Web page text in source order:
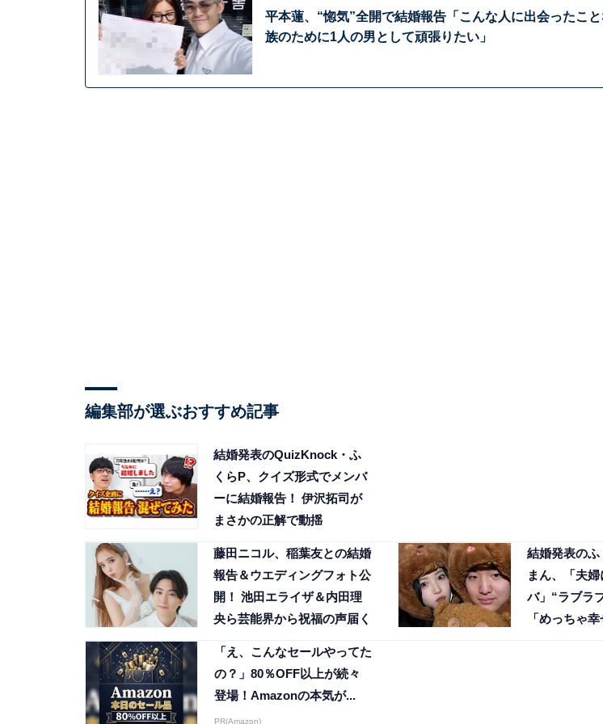
平本蓮、“惚気”全開で結婚報告「こんな人に出会ったこ
族のために1人の男として頑張りたい」
編集部が選ぶおすすめ記事
結婚発表のQuizKnock・ふ
くらP、クイズ形式でメンバ
ーに結婚報告！ 伊沢拓司が
まさかの正解で動揺
藤田ニコル、稲葉友との結婚
報告＆ウエディングフォト公
開！ 池田エライザ＆内田理
央ら芸能界から祝福の声届く
結婚発表の
まん、「夫
バ」“ラブラ
「めっちゃ幸
「え、こんなセールやってた
の？」80％OFF以上が続々
登場！Amazonの本気が...
PR(Amazon)